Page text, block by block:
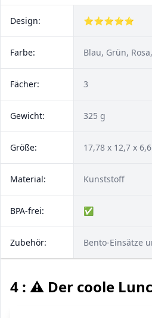
Design: ⭐⭐⭐⭐⭐
Farbe: Blau, Grün,
Fächer: 3
Gewicht: 325 g
Größe: 17,78 x 12,7 x
Material: Kunststoff
BPA-frei: ✅
Zubehör: Bento-Einsätze
4 : ⚠️ Der coole